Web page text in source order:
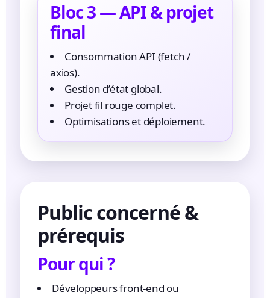
Bloc 3 — API & projet
final
Consommation API (fetch /
axios).
Gestion d’état global.
Projet fil rouge complet.
Optimisations et déploiement.
Public concerné &
prérequis
Pour qui ?
Développeurs front-end ou